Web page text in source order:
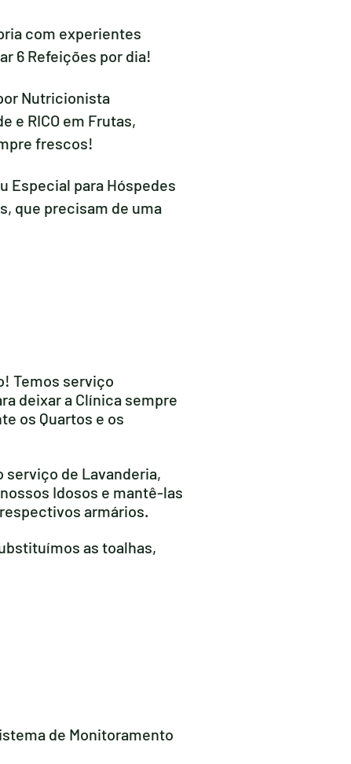
com experientes
6 Refeições por dia!
Nutricionista
e RICO em Frutas,
frescos!
Especial para Hóspedes
que precisam de uma
Temos serviço
deixar a Clínica sempre
os Quartos e os
serviço de Lavanderia,
Idosos e mantê-las
armários.
as toalhas,
de Monitoramento